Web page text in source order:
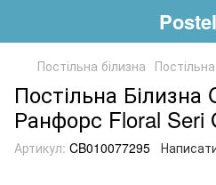
Постільна білизна
Постільна Білизна
Ранфорс Floral Seri
Артикул: CB010077295